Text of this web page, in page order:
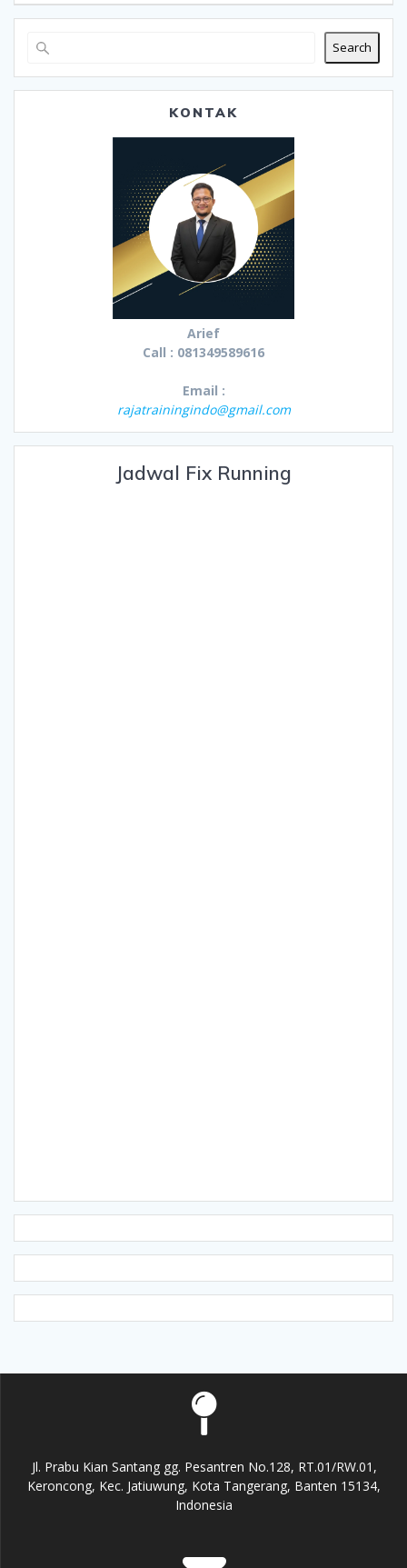
Search
KONTAK
Arief
Call : 081349589616
Email :
rajatrainingindo@gmail.com
Jadwal Fix Running
Jl. Prabu Kian Santang gg. Pesantren No.128, RT.01/RW.01,
Keroncong, Kec. Jatiuwung, Kota Tangerang, Banten 15134,
Indonesia